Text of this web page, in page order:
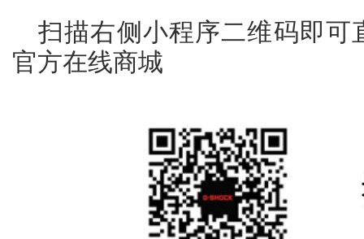
扫描右侧小程序二维码即可
官方在线商城